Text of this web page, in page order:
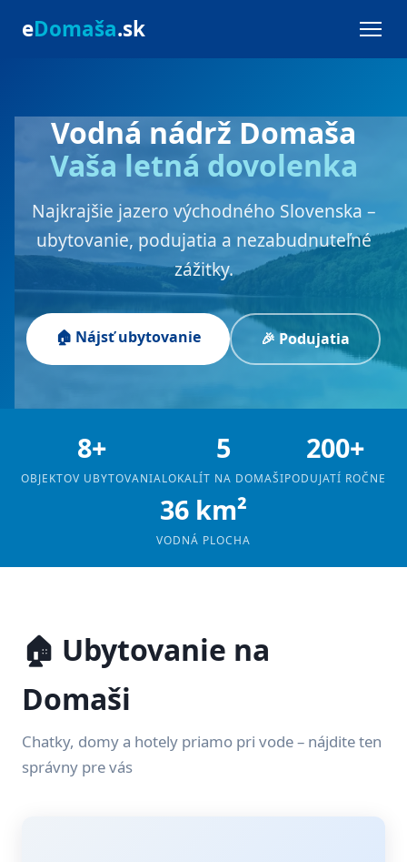
eDomaša.sk
Vodná nádrž Domaša
Vaša letná dovolenka
Najkrajšie jazero východného Slovenska –
ubytovanie, podujatia a nezabudnuteľné
zážitky.
🏠 Nájsť ubytovanie 🎉 Podujatia
8+
OBJEKTOV UBYTOVANIA
5
LOKALÍT NA DOMAŠI
200+
PODUJATÍ ROČNE
36 km²
VODNÁ PLOCHA
🏠 Ubytovanie na
Domaši
Chatky, domy a hotely priamo pri vode – nájdite ten
správny pre vás